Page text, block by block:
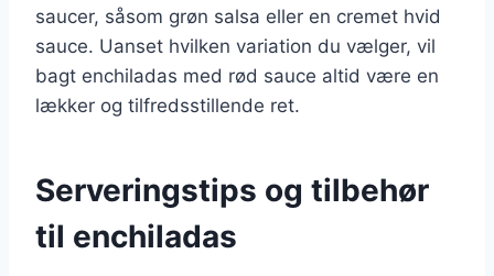
saucer, såsom grøn salsa eller en cremet hvid
sauce. Uanset hvilken variation du vælger, vil
bagt enchiladas med rød sauce altid være en
lækker og tilfredsstillende ret.
Serveringstips og tilbehør
til enchiladas